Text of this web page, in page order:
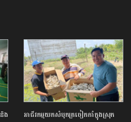
ង
អាជីវកម្មយកសំបុកត្រចៀកកាំក្នុងស្រុក